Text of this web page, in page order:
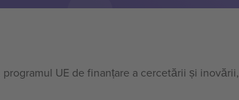
UE de finanțare a cercetării și inovării,